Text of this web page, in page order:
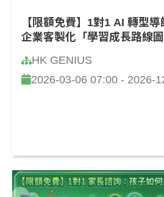
【限額免費】1對1 AI 轉型
企業客製化「學習成長路線
HK GENIUS
2026-03-06 07:00 - 2026-